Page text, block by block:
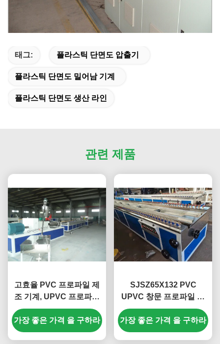
태그: 플라스틱 단면도 압출기
플라스틱 단면도 밀어남 기계
플라스틱 단면도 생산 라인
관련 제품
고효율 PVC 프로파일 제
조 기계, UPVC 프로파일
용 원추형 트윈 스크류 압
출기
가장 좋은 가격 을 구하라
SJSZ65X132 PVC
UPVC 창문 프로파일 추
출 라인, 완전 자동 PVC
창문 프로파일 기계
가장 좋은 가격 을 구하라